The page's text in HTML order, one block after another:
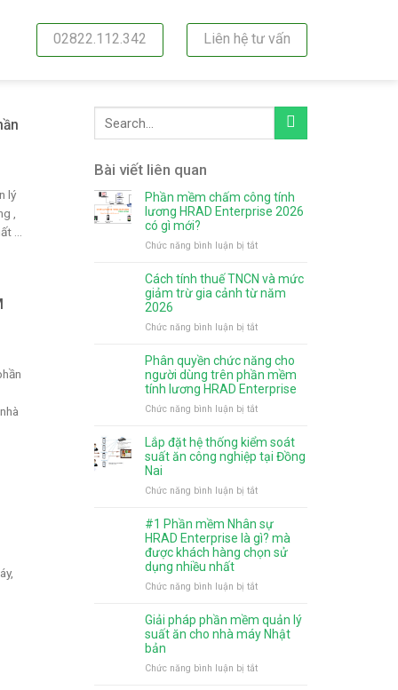
02822.112.342 Liên hệ tư vấn
lý
,
...
Bài viết liên quan
Phần mềm chấm công tính
lương HRAD Enterprise 2026
có gì mới?
Chức năng bình luận bị tắtở
mềm
chấm
Enterprise
2026
có
gì
Cách tính thuế TNCN và mức
giảm trừ gia cảnh từ năm
2026
Chức năng bình luận bị tắtở
tính
thuế
TNCN
trừ
gia
từ
2026
Phân quyền chức năng cho
người dùng trên phần mềm
tính lương HRAD Enterprise
Chức năng bình luận bị tắtở
quyền
chức
trên
phần
mềm
lương
Enterprise
Lắp đặt hệ thống kiểm soát
suất ăn công nghiệp tại Đồng
Nai
Chức năng bình luận bị tắtở
đặt
hệ
thống
công
nghiệp
Đồng
#1 Phần mềm Nhân sự
HRAD Enterprise là gì? mà
được khách hàng chọn sử
dụng nhiều nhất
Chức năng bình luận bị tắtở
Phần
mềm
Giải pháp phần mềm quản lý
suất ăn cho nhà máy Nhật
bản
Chức năng bình luận bị tắtở